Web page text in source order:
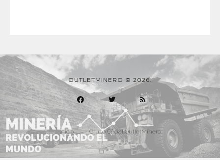
OUTLETMINERO © 2026.
Inicio Grupo Oficial OutletMinero